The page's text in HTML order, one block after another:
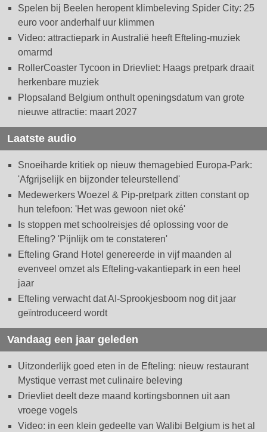
Spelen bij Beelen heropent klimbeleving Spider City: 25
euro voor anderhalf uur klimmen
Video: attractiepark in Australië heeft Efteling-muziek
omarmd
RollerCoaster Tycoon in Drievliet: Haags pretpark draait
herkenbare muziek
Plopsaland Belgium onthult openingsdatum van grote
nieuwe attractie: maart 2027
Laatste audio
Snoeiharde kritiek op nieuw themagebied Europa-Park:
'Afgrijselijk en bijzonder teleurstellend'
Medewerkers Woezel & Pip-pretpark zitten constant op
hun telefoon: 'Het was gewoon niet oké'
Is stoppen met schoolreisjes dé oplossing voor de
Efteling? 'Pijnlijk om te constateren'
Efteling Grand Hotel genereerde in vijf maanden al
evenveel omzet als Efteling-vakantiepark in een heel
jaar
Efteling verwacht dat AI-Sprookjesboom nog dit jaar
geïntroduceerd wordt
Vandaag een jaar geleden
Uitzonderlijk goed eten in de Efteling: nieuw restaurant
Mystique verrast met culinaire beleving
Drievliet deelt deze maand kortingsbonnen uit aan
vroege vogels
Video: in een klein gedeelte van Walibi Belgium is het al